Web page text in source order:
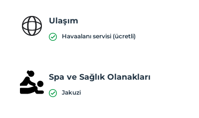
Ulaşım
Havaalanı servisi (ücretli)
Spa ve Sağlık Olanakları
Jakuzi